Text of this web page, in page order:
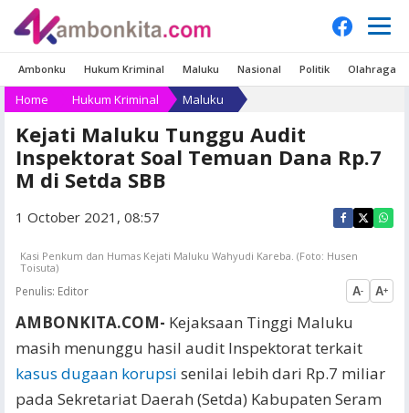
Ambonku Hukum Kriminal Maluku Nasional Politik Olahraga
Home Hukum Kriminal Maluku
Kejati Maluku Tunggu Audit
Inspektorat Soal Temuan Dana Rp.7
M di Setda SBB
1 October 2021, 08:57
Kasi Penkum dan Humas Kejati Maluku Wahyudi Kareba. (Foto: Husen
Toisuta)
Penulis: Editor A- A+
AMBONKITA.COM- Kejaksaan Tinggi Maluku
masih menunggu hasil audit Inspektorat terkait
kasus dugaan korupsi senilai lebih dari Rp.7 miliar
pada Sekretariat Daerah (Setda) Kabupaten Seram